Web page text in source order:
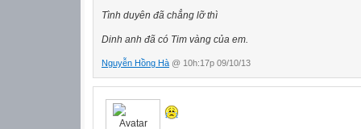
Tình duyên đã chẳng lỡ thì
Dinh anh đã có Tim vàng của em.
Nguyễn Hồng Hà @ 10h:17p 09/10/13